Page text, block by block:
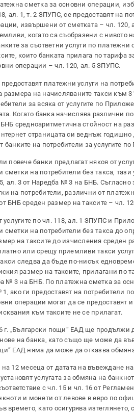
сметка за основни операции,
ал. 1, т. 2 ЗПУПС, се предоставят на
извършени от сметката – чл.
когато са съобразени с нивото
за съответни услуги по
които банката прилага по тарифа
операции – чл. 120, ал. 5 ЗПУПС.
предоставят платежни услуги на
размера на начисляваните такси към
за всяка от услугите по
Когато банка начислява различни
средноаритметична стойност на
страницата си веднъж
банките на потребители за
повече банки предлагат някоя от
сметки на потребители без такса,
ал. 3 от Наредба № 3 на БНБ. Съгласно
на потребители, различни от
БНБ среден размер на таксите – чл.
услугите по чл. 118, ал. 1 ЗПУПС и
сметки на потребители без такса до
на таксите до изчисления среден
или срещу приемливи такси
следва да бъде по-нисък
размер на таксите, прилагани по
№ 3 на БНБ. По платежна сметка за
ако ги предоставят на потребители
операции могат да се предоставят
към таксите не се прилагат.
г. „Български пощи“ ЕАД ще продължи
на банка, като също ще може да
ЕАД няма да може да отказва
12 месеца от датата на въвеждане
услугата за обмяна на
с чл. 15 и чл. 16 от
и монети от левове в евро по
времето, като осигурява